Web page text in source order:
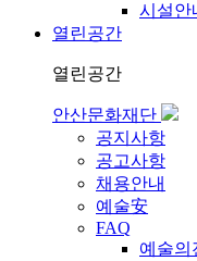
시설안
열린공간
열린공간
안산문화재단
공지사항
공고사항
채용안내
예술安
FAQ
예술의